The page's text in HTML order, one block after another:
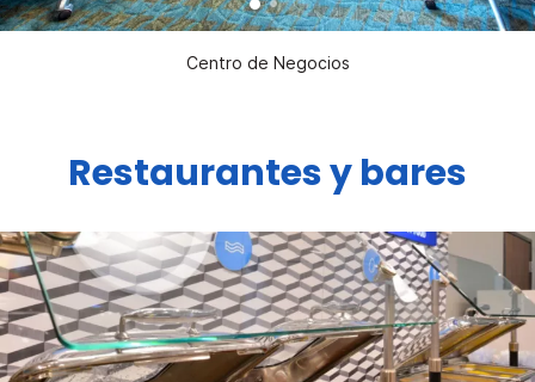
Centro de Negocios
Restaurantes y bares